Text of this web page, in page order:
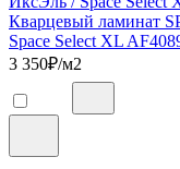
Кварцевый ламинат
Space Select XL
3 350₽/м2